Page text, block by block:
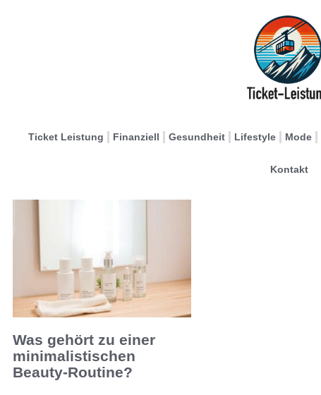
Ticket Leistung Finanziell Gesundheit Lifestyle Mode
Kontakt
Was gehört zu einer
minimalistischen
Beauty-Routine?